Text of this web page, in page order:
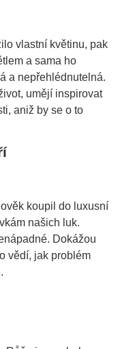
vlastní květinu, pak
a sama ho
a nepřehlédnutelná.
umějí inspirovat
aniž by se o to
koupil do luxusní
našich luk.
Dokážou
vědí, jak problém